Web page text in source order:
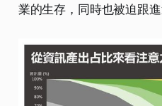
業的生存，同時也被迫跟進